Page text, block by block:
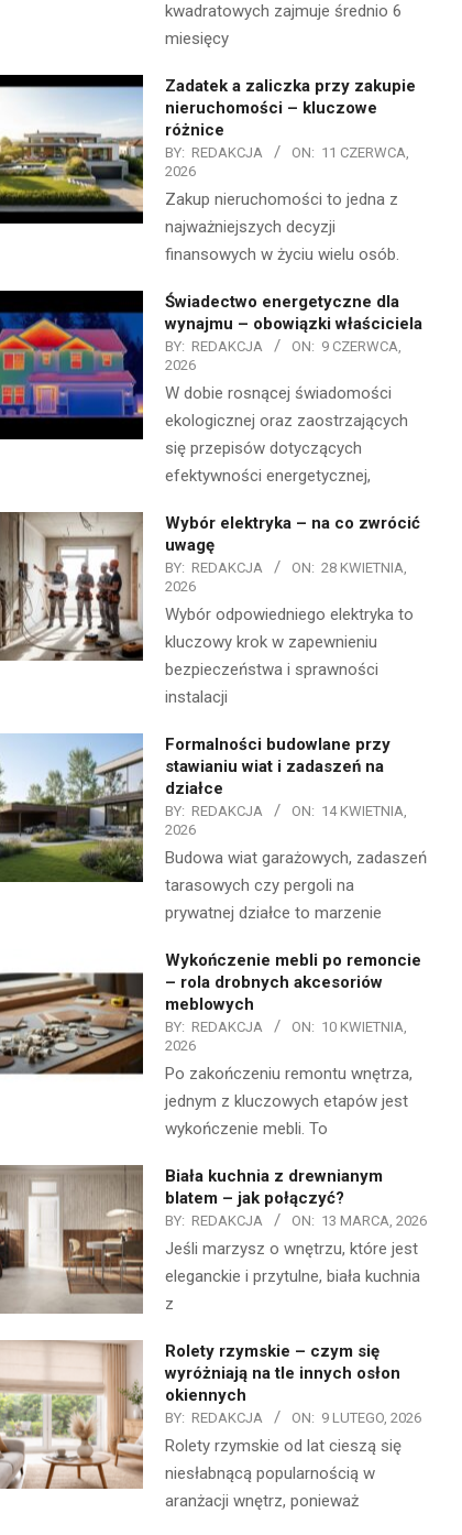
kwadratowych zajmuje średnio 6
miesięcy
Zadatek a zaliczka przy zakupie
nieruchomości – kluczowe
różnice
BY: REDAKCJA ON: 11 CZERWCA,
2026
Zakup nieruchomości to jedna z
najważniejszych decyzji
finansowych w życiu wielu osób.
Świadectwo energetyczne dla
wynajmu – obowiązki właściciela
BY: REDAKCJA ON: 9 CZERWCA,
2026
W dobie rosnącej świadomości
ekologicznej oraz zaostrzających
się przepisów dotyczących
efektywności energetycznej,
Wybór elektryka – na co zwrócić
uwagę
BY: REDAKCJA ON: 28 KWIETNIA,
2026
Wybór odpowiedniego elektryka to
kluczowy krok w zapewnieniu
bezpieczeństwa i sprawności
instalacji
Formalności budowlane przy
stawianiu wiat i zadaszeń na
działce
BY: REDAKCJA ON: 14 KWIETNIA,
2026
Budowa wiat garażowych, zadaszeń
tarasowych czy pergoli na
prywatnej działce to marzenie
Wykończenie mebli po remoncie
– rola drobnych akcesoriów
meblowych
BY: REDAKCJA ON: 10 KWIETNIA,
2026
Po zakończeniu remontu wnętrza,
jednym z kluczowych etapów jest
wykończenie mebli. To
Biała kuchnia z drewnianym
blatem – jak połączyć?
BY: REDAKCJA ON: 13 MARCA, 2026
Jeśli marzysz o wnętrzu, które jest
eleganckie i przytulne, biała kuchnia
z
Rolety rzymskie – czym się
wyróżniają na tle innych osłon
okiennych
BY: REDAKCJA ON: 9 LUTEGO, 2026
Rolety rzymskie od lat cieszą się
niesłabnącą popularnością w
aranżacji wnętrz, ponieważ